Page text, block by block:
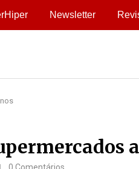
Newsletter